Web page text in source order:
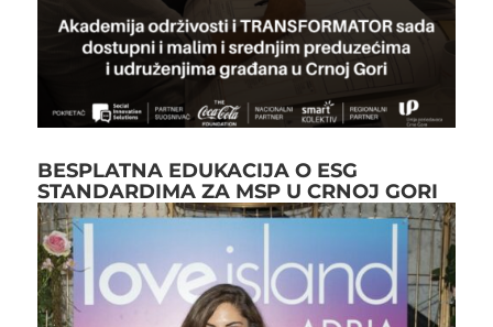
BESPLATNA EDUKACIJA O ESG
STANDARDIMA ZA MSP U CRNOJ GORI